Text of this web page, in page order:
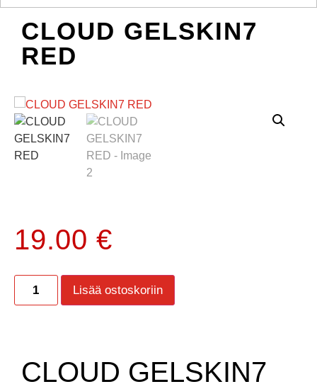
CLOUD GELSKIN7
RED
19.00 €
Lisää ostoskoriin
CLOUD GELSKIN7